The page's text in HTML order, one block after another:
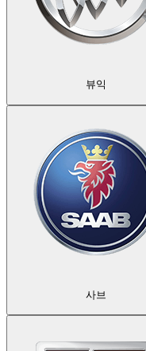
뷰익
사브